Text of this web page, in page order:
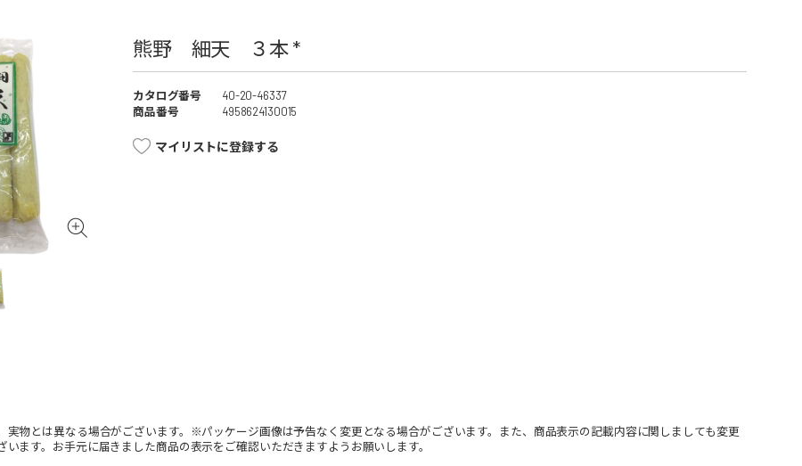
熊野 細天 ３本 *
カタログ番号
40-20-46337
商品番号
4958624130015
マイリストに登録する
実物とは異なる場合がございます。※パッケージ画像は予告なく変更となる場合がございます。また、商品表示の記載内容に関しましても変更
います。お手元に届きました商品の表示をご確認いただきますようお願いします。